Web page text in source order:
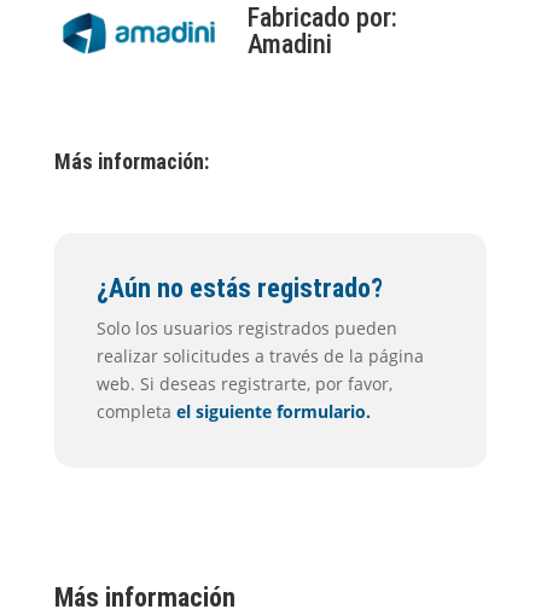
Fabricado por:
Amadini
Más información:
¿Aún no estás registrado?
Solo los usuarios registrados pueden
realizar solicitudes a través de la página
web. Si deseas registrarte, por favor,
completa el siguiente formulario.
Más información